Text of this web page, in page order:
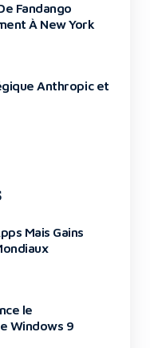
Fandango
À New York
Anthropic et
Mais Gains
le
Windows 9